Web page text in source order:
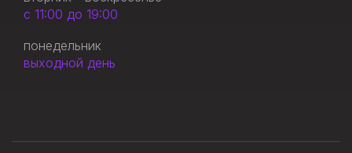
с 11:00 до 19:00
понедельник
выходной день